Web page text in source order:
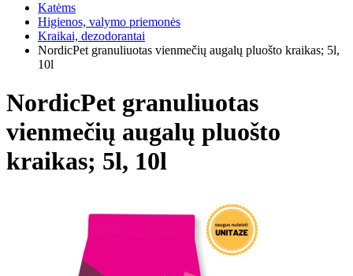
Katėms
Higienos, valymo priemonės
Kraikai, dezodorantai
NordicPet granuliuotas vienmečių augalų pluošto kraikas; 5l,
10l
NordicPet granuliuotas
vienmečių augalų pluošto
kraikas; 5l, 10l